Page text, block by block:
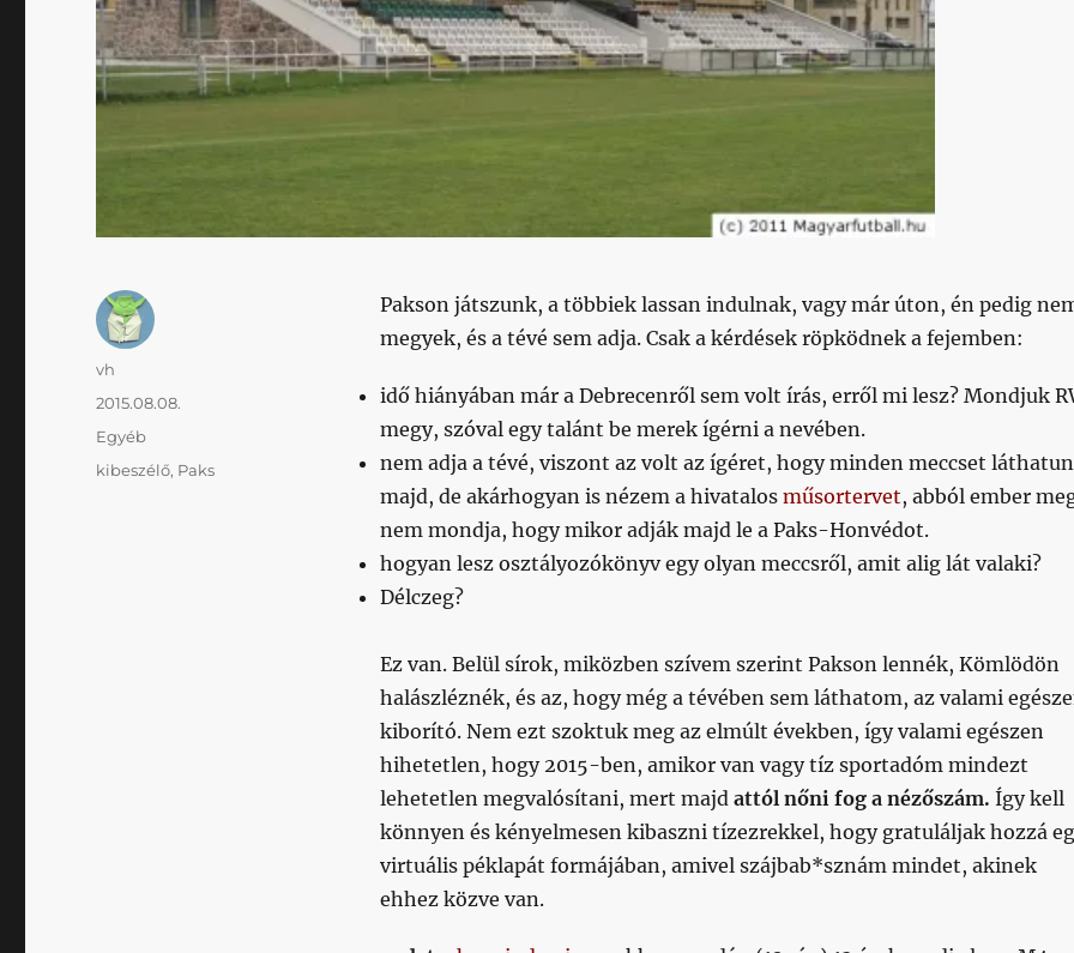
Pakson játszunk, a többiek lassan indulnak, vagy már úton, én pedig
megyek, és a tévé sem adja. Csak a kérdések röpködnek a fejemben:
idő hiányában már a Debrecenről sem volt írás, erről mi lesz? Mondjuk
megy, szóval egy talánt be merek ígérni a nevében.
nem adja a tévé, viszont az volt az ígéret, hogy minden meccset
majd, de akárhogyan is nézem a hivatalos műsortervet, abból ember
nem mondja, hogy mikor adják majd le a Paks-Honvédot.
hogyan lesz osztályozókönyv egy olyan meccsről, amit alig lát valaki?
Délczeg?
Ez van. Belül sírok, miközben szívem szerint Pakson lennék, Kömlödön
halászléznék, és az, hogy még a tévében sem láthatom, az valami
kiborító. Nem ezt szoktuk meg az elmúlt években, így valami egészen
hihetetlen, hogy 2015-ben, amikor van vagy tíz sportadóm mindezt
lehetetlen megvalósítani, mert majd attól nőni fog a nézőszám. Így kell
könnyen és kényelmesen kibaszni tízezrekkel, hogy gratuláljak hozzá
virtuális péklapát formájában, amivel szájbab*sznám mindet, akinek
ehhez közve van.
Szerző
vh
Közzétéve
2015.08.08.
Kategória
Egyéb
Címke
kibeszélő, Paks